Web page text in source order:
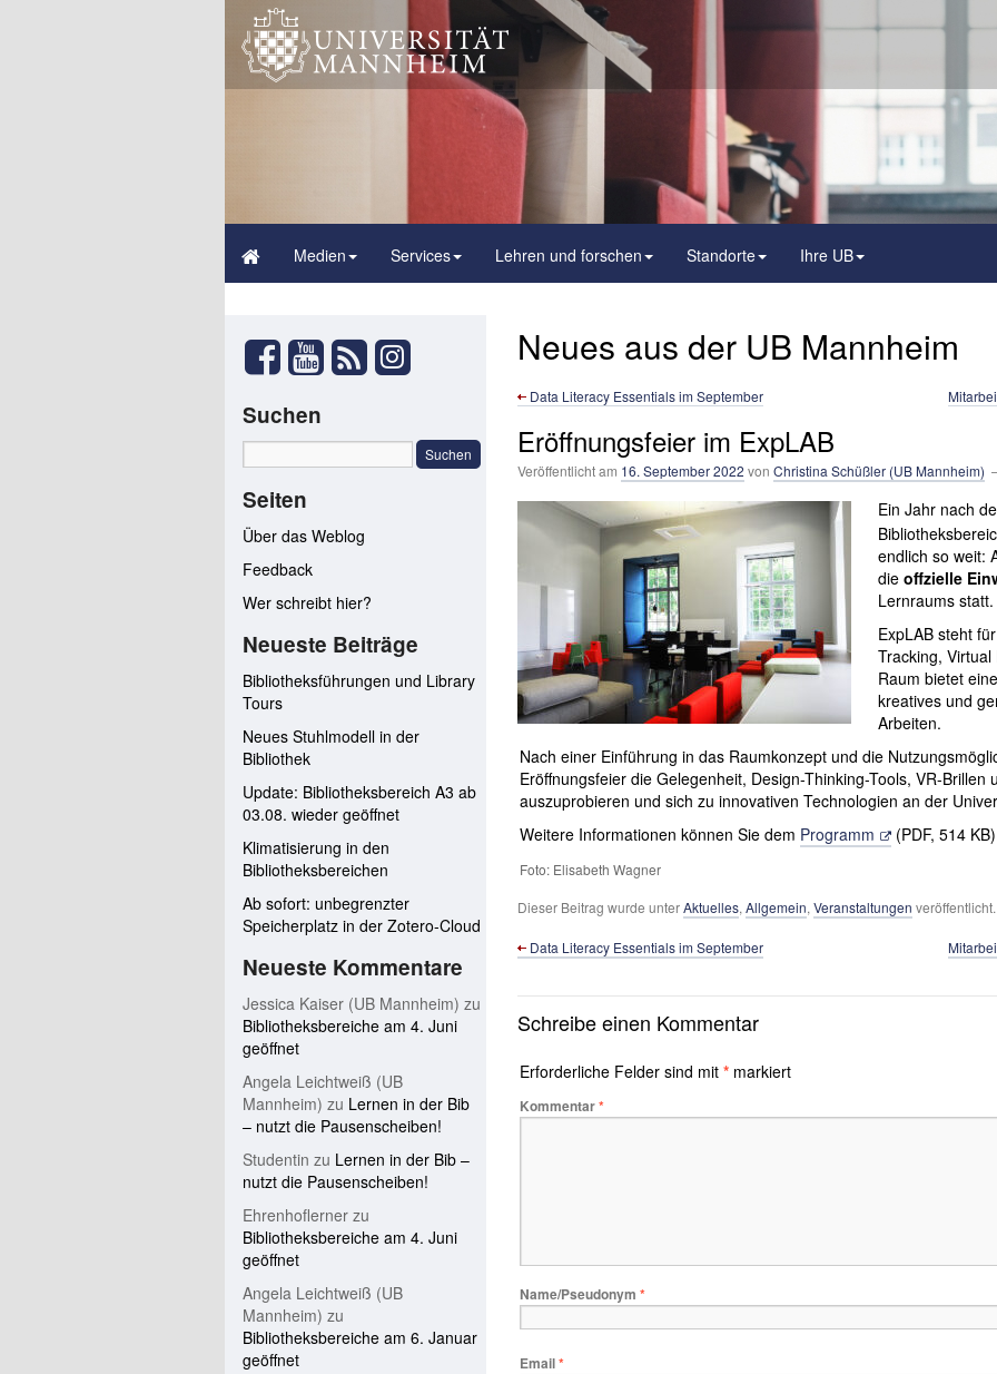
Medien Services Lehren und forschen Standorte Ihre UB
Neues aus der UB Mannheim
Data Literacy Essentials im September
Eröffnungsfeier im ExpLAB
Veröffentlicht am 16. September 2022 von Christina Schüßler (UB Mannheim)
Ein Jahr nach
endlich so weit:
dieoffzielle
Lernraums statt.
ExpLAB steht
Tracking,
Raum bietet
kreatives und
Arbeiten.
Nach einer Einführung in das Raumkonzept und die
Eröffnungsfeier die Gelegenheit, Design-Thinking-Tools, VR-Brillen
auszuprobieren und sich zu innovativen Technologien an der
Weitere Informationen können Sie dem Programm (PDF, 514
Foto: Elisabeth Wagner
Dieser Beitrag wurde unterAktuelles,Allgemein,Veranstaltungen
Data Literacy Essentials im September
Schreibe einen Kommentar
Erforderliche Felder sind mit* markiert
Kommentar*
Name/Pseudonym*
Email*
Suchen
Seiten
Über das Weblog
Feedback
Wer schreibt hier?
Neueste Beiträge
Bibliotheksführungen und Library
Tours
Neues Stuhlmodell in der
Bibliothek
Update: Bibliotheksbereich A3 ab
03.08. wieder geöffnet
Klimatisierung in den
Bibliotheksbereichen
Ab sofort: unbegrenzter
Speicherplatz in der Zotero-Cloud
Neueste Kommentare
Jessica Kaiser (UB Mannheim) zu
Bibliotheksbereiche am 4. Juni
geöffnet
Angela Leichtweiß (UB
Mannheim) zu Lernen in der Bib
– nutzt die Pausenscheiben!
Studentin zu Lernen in der Bib –
nutzt die Pausenscheiben!
Ehrenhoflerner zu
Bibliotheksbereiche am 4. Juni
geöffnet
Angela Leichtweiß (UB
Mannheim) zu
Bibliotheksbereiche am 6. Januar
geöffnet